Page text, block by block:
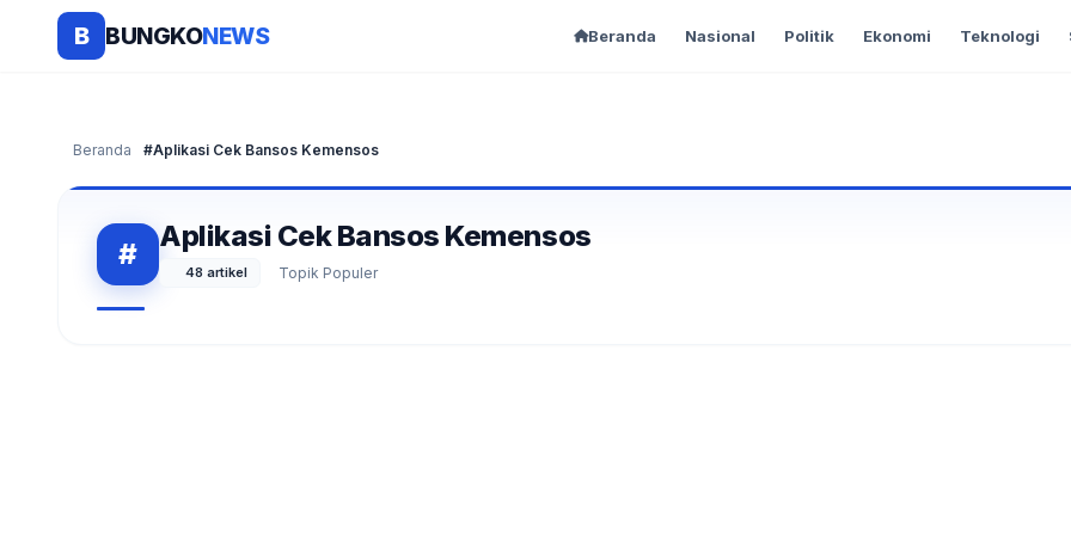
B BUNGKONEWS Beranda Nasional Politik Ekonomi Teknologi
Beranda #Aplikasi Cek Bansos Kemensos
# Aplikasi Cek Bansos Kemensos
48 artikel Topik Populer